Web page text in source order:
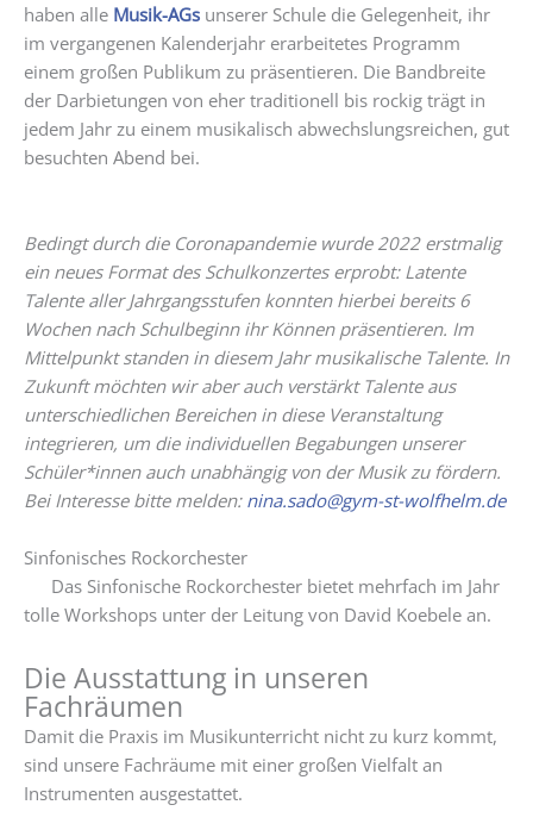
haben alle Musik-AGs unserer Schule die Gelegenheit, ihr
im vergangenen Kalenderjahr erarbeitetes Programm
einem großen Publikum zu präsentieren. Die Bandbreite
der Darbietungen von eher traditionell bis rockig trägt in
jedem Jahr zu einem musikalisch abwechslungsreichen, gut
besuchten Abend bei.
Bedingt durch die Coronapandemie wurde 2022 erstmalig
ein neues Format des Schulkonzertes erprobt: Latente
Talente aller Jahrgangsstufen konnten hierbei bereits 6
Wochen nach Schulbeginn ihr Können präsentieren. Im
Mittelpunkt standen in diesem Jahr musikalische Talente. In
Zukunft möchten wir aber auch verstärkt Talente aus
unterschiedlichen Bereichen in diese Veranstaltung
integrieren, um die individuellen Begabungen unserer
Schüler*innen auch unabhängig von der Musik zu fördern.
Bei Interesse bitte melden: nina.sado@gym-st-wolfhelm.de
Sinfonisches Rockorchester
Das Sinfonische Rockorchester bietet mehrfach im Jahr
tolle Workshops unter der Leitung von David Koebele an.
Die Ausstattung in unseren
Fachräumen
Damit die Praxis im Musikunterricht nicht zu kurz kommt,
sind unsere Fachräume mit einer großen Vielfalt an
Instrumenten ausgestattet.